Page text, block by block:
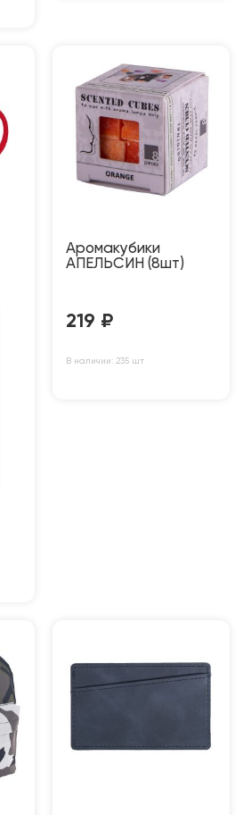
Аромакубики
АПЕЛЬСИН (8шт)
219 ₽
В наличии: 235 шт